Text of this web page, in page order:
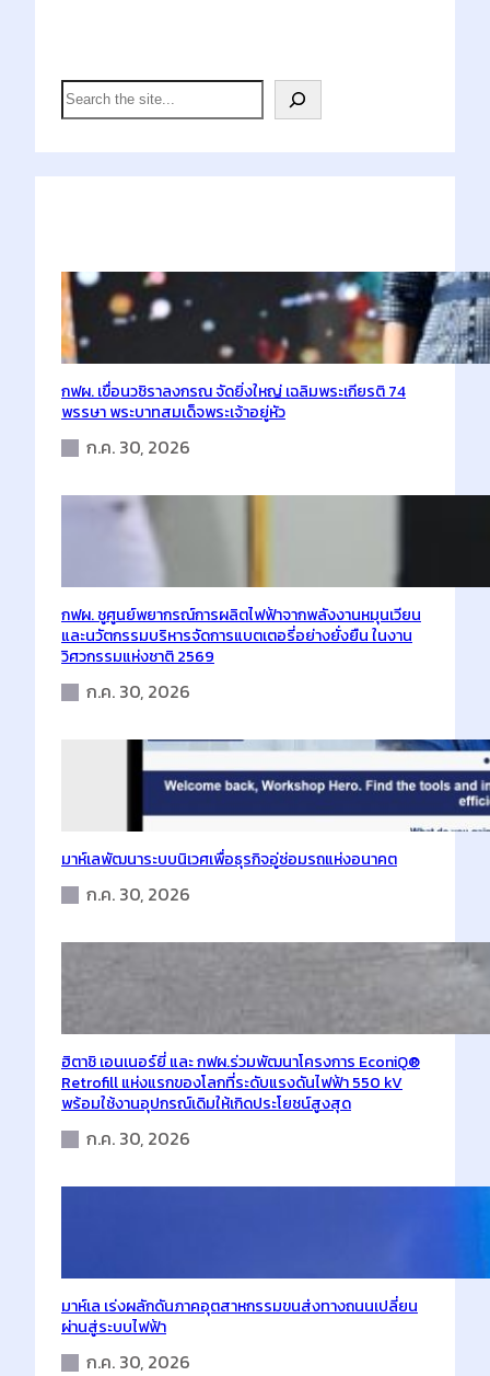
S
e
a
r
กฟผ. เขื่อนวชิราลงกรณ จัดยิ่งใหญ่ เฉลิมพระเกียรติ 74
พรรษา พระบาทสมเด็จพระเจ้าอยู่หัว
ก.ค. 30, 2026
กฟผ. ชูศูนย์พยากรณ์การผลิตไฟฟ้าจากพลังงานหมุนเวียน
และนวัตกรรมบริหารจัดการแบตเตอรี่อย่างยั่งยืน ในงาน
วิศวกรรมแห่งชาติ 2569
ก.ค. 30, 2026
มาห์เลพัฒนาระบบนิเวศเพื่อธุรกิจอู่ซ่อมรถแห่งอนาคต
ก.ค. 30, 2026
ฮิตาชิ เอนเนอร์ยี่ และ กฟผ.ร่วมพัฒนาโครงการ EconiQ®
Retrofill แห่งแรกของโลกที่ระดับแรงดันไฟฟ้า 550 kV
พร้อมใช้งานอุปกรณ์เดิมให้เกิดประโยชน์สูงสุด
ก.ค. 30, 2026
มาห์เล เร่งผลักดันภาคอุตสาหกรรมขนส่งทางถนนเปลี่ยน
ผ่านสู่ระบบไฟฟ้า
ก.ค. 30, 2026